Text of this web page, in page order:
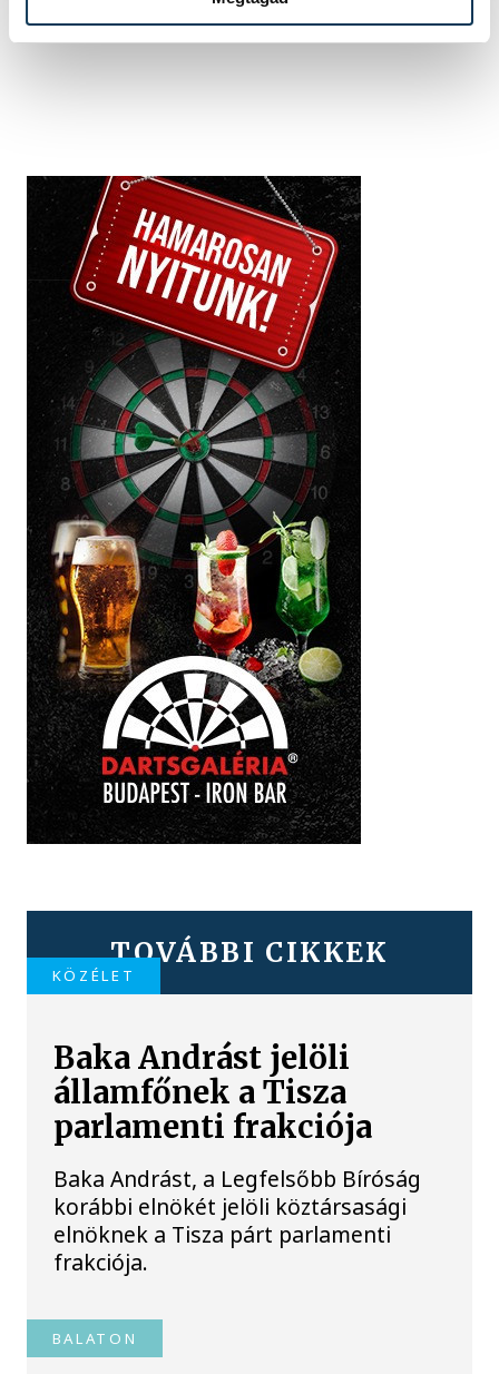
TOVÁBBI CIKKEK
KÖZÉLET
Baka Andrást jelöli
államfőnek a Tisza
parlamenti frakciója
Baka Andrást, a Legfelsőbb Bíróság
korábbi elnökét jelöli köztársasági
elnöknek a Tisza párt parlamenti
frakciója.
BALATON